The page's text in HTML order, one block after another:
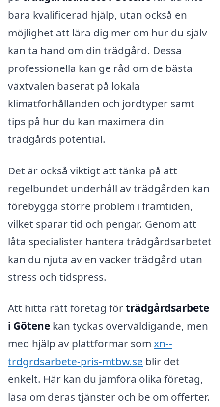
bara kvalificerad hjälp, utan också en
möjlighet att lära dig mer om hur du själv
kan ta hand om din trädgård. Dessa
professionella kan ge råd om de bästa
växtvalen baserat på lokala
klimatförhållanden och jordtyper samt
tips på hur du kan maximera din
trädgårds potential.
Det är också viktigt att tänka på att
regelbundet underhåll av trädgården kan
förebygga större problem i framtiden,
vilket sparar tid och pengar. Genom att
låta specialister hantera trädgårdsarbetet
kan du njuta av en vacker trädgård utan
stress och tidspress.
Att hitta rätt företag förträdgårdsarbete
i Götene kan tyckas överväldigande, men
med hjälp av plattformar som xn--
trdgrdsarbete-pris-mtbw.se blir det
enkelt. Här kan du jämföra olika företag,
läsa om deras tjänster och be om offerter.